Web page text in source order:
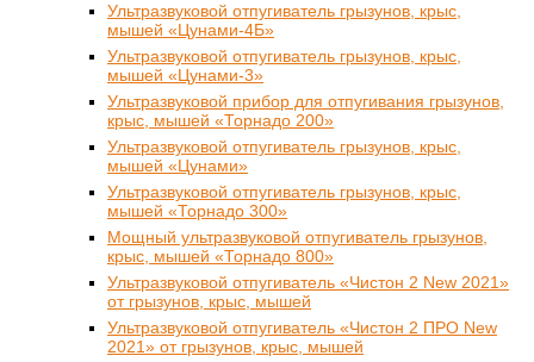
Ультразвуковой отпугиватель грызунов, крыс,
мышей «Цунами-4Б»
Ультразвуковой отпугиватель грызунов, крыс,
мышей «Цунами-3»
Ультразвуковой прибор для отпугивания грызунов,
крыс, мышей «Торнадо 200»
Ультразвуковой отпугиватель грызунов, крыс,
мышей «Цунами»
Ультразвуковой отпугиватель грызунов, крыс,
мышей «Торнадо 300»
Мощный ультразвуковой отпугиватель грызунов,
крыс, мышей «Торнадо 800»
Ультразвуковой отпугиватель «Чистон 2 New 2021»
от грызунов, крыс, мышей
Ультразвуковой отпугиватель «Чистон 2 ПРО New
2021» от грызунов, крыс, мышей